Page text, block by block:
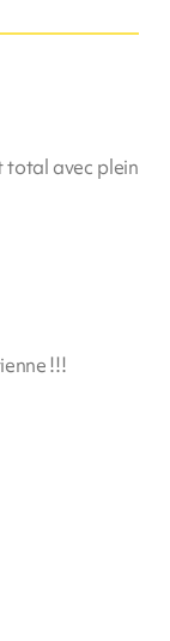
total avec plein
!!!